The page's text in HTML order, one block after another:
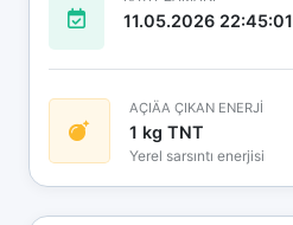
11.05.2026 22:45:01
AÇIÄA ÇIKAN ENERJİ
1 kg TNT
Yerel sarsıntı enerjisi